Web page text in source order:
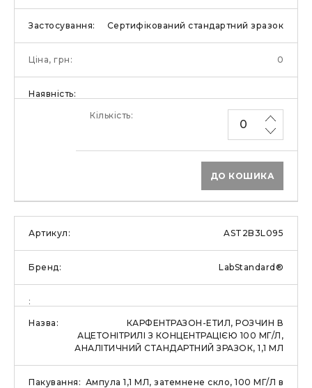
Сертифікований стандартний зразок
0
ДО КОШИКА
AST2B3L095
LabStandard®
КАРФЕНТРАЗОН-ЕТИЛ, РОЗЧИН В
АЦЕТОНІТРИЛІ З КОНЦЕНТРАЦІЄЮ 100 МГ/Л,
АНАЛІТИЧНИЙ СТАНДАРТНИЙ ЗРАЗОК, 1,1 МЛ
Ампула 1,1 МЛ, затемнене скло, 100 МГ/Л в